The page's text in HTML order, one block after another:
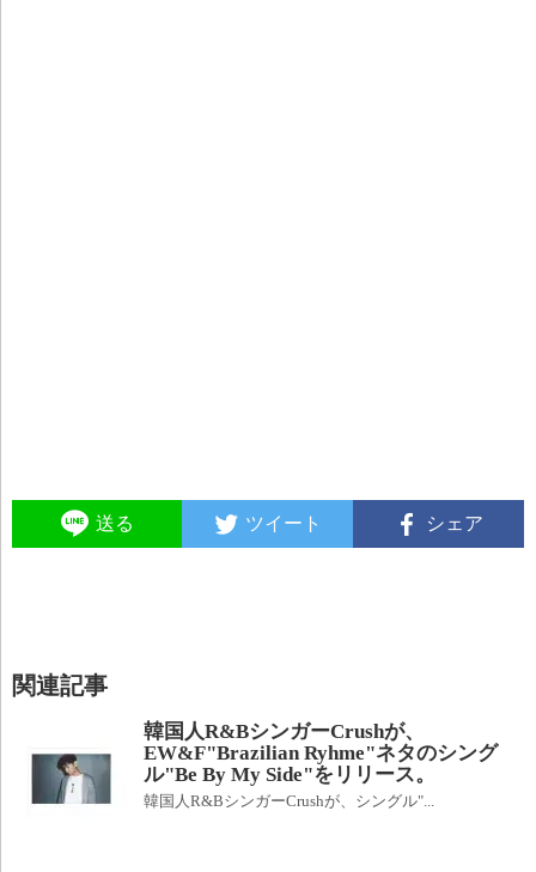
送る ツイート シェア
関連記事
韓国人R&BシンガーCrushが、
EW&F"Brazilian Ryhme"ネタのシング
ル"Be By My Side"をリリース。
韓国人R&BシンガーCrushが、シングル"...